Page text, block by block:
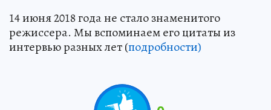
14 июня 2018 года не стало знаменитого
режиссера. Мы вспоминаем его цитаты из
интервью разных лет (подробности)